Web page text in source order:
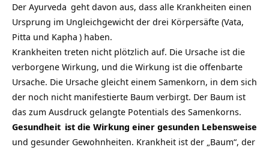
Der Ayurveda geht davon aus, dass alle Krankheiten einen
Ursprung im Ungleichgewicht der drei Körpersäfte (Vata,
Pitta und Kapha ) haben.
Krankheiten treten nicht plötzlich auf. Die Ursache ist die
verborgene Wirkung, und die Wirkung ist die offenbarte
Ursache. Die Ursache gleicht einem Samenkorn, in dem sich
der noch nicht manifestierte Baum verbirgt. Der Baum ist
das zum Ausdruck gelangte Potentials des Samenkorns.
Gesundheit ist die Wirkung einer gesunden Lebensweise
und gesunder Gewohnheiten. Krankheit ist der „Baum“, der